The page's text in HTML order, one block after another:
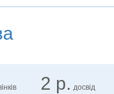
2 р. досвід